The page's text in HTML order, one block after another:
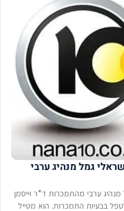
גמל מנהיג ערבי
מנהיג ערבי מהתמכרות ד"ר וייסמן
בבעיות התמכרות. הוא מטייל